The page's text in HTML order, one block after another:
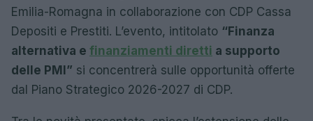
Emilia-Romagna in collaborazione con CDP Cassa
Depositi e Prestiti. L’evento, intitolato “Finanza
alternativa e finanziamenti diretti a supporto
delle PMI” si concentrerà sulle opportunità offerte
dal Piano Strategico 2026-2027 di CDP.